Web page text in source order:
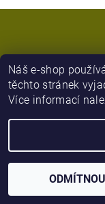
Náš e-shop
těchto stránek
Více informací